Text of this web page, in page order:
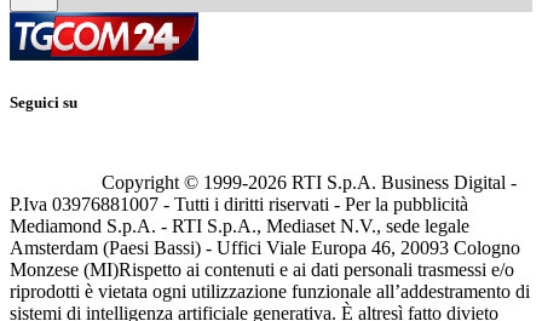
Seguici su
Copyright © 1999-2026 RTI S.p.A. Business Digital -
P.Iva 03976881007 - Tutti i diritti riservati - Per la pubblicità
Mediamond S.p.A. - RTI S.p.A., Mediaset N.V., sede legale
Amsterdam (Paesi Bassi) - Uffici Viale Europa 46, 20093 Cologno
Monzese (MI)Rispetto ai contenuti e ai dati personali trasmessi e/o
riprodotti è vietata ogni utilizzazione funzionale all’addestramento di
sistemi di intelligenza artificiale generativa. È altresì fatto divieto